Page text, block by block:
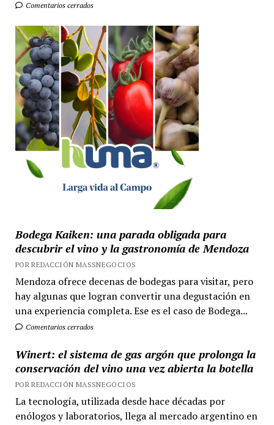
Comentarios cerrados
Bodega Kaiken: una parada obligada para
descubrir el vino y la gastronomía de Mendoza
POR REDACCIÓN MASSNEGOCIOS
Mendoza ofrece decenas de bodegas para visitar, pero
hay algunas que logran convertir una degustación en
una experiencia completa. Ese es el caso de Bodega...
Comentarios cerrados
Winert: el sistema de gas argón que prolonga la
conservación del vino una vez abierta la botella
POR REDACCIÓN MASSNEGOCIOS
La tecnología, utilizada desde hace décadas por
enólogos y laboratorios, llega al mercado argentino en